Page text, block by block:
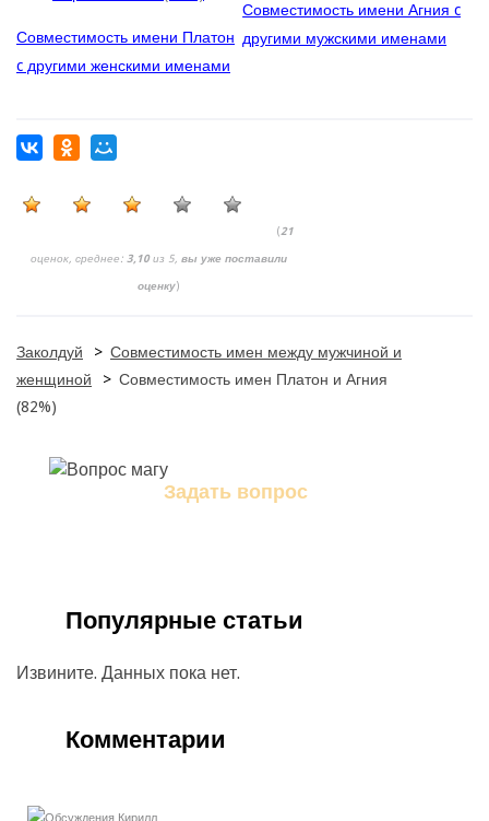
Совместимость имени Платон
c другими женскими именами
Совместимость имени Агния c
другими мужскими именами
(21
оценок, среднее: 3,10из 5, вы уже поставили
оценку)
Заколдуй > Совместимость имен между мужчиной и
женщиной
> Совместимость имен Платон и Агния
(82%)
Задать вопрос
Популярные статьи
Извините. Данных пока нет.
Комментарии